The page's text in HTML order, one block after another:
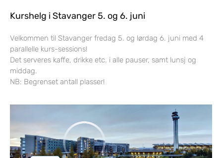
Kurshelg i Stavanger 5. og 6. juni
Velkommen til Stavanger fredag 5. og lørdag 6. juni med 4
parallelle kurs-sessions!
Det serveres kaffe, drikke etc. i alle pauser, samt lunsj og
middag.
NB: Begrenset antall plasser!